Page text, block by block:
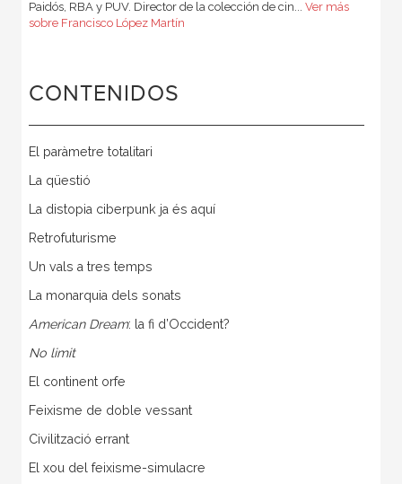
Paidós, RBA y PUV. Director de la colección de cin... Ver más
sobre Francisco López Martín
CONTENIDOS
El paràmetre totalitari
La qüestió
La distopia ciberpunk ja és aquí
Retrofuturisme
Un vals a tres temps
La monarquia dels sonats
American Dream: la fi d’Occident?
No limit
El continent orfe
Feixisme de doble vessant
Civilització errant
El xou del feixisme-simulacre